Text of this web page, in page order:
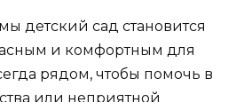
детский сад становится
и комфортным для
рядом, чтобы помочь в
или неприятной